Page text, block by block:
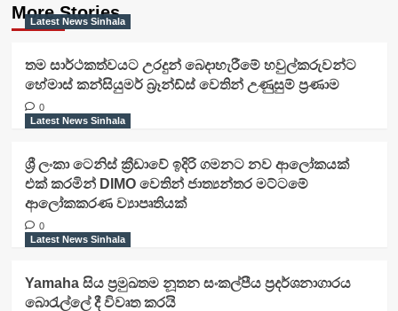
More Stories
Latest News Sinhala
තම සාර්ථකත්වයට උරදුන් බෙදාහැරීමේ හවුල්කරුවන්ට
හේමාස් කන්සියුමර් බ්‍රෑන්ඩ්ස් වෙතින් උණුසුම් ප්‍රණාම
0
Latest News Sinhala
ශ්‍රී ලංකා ටෙනිස් ක්‍රීඩාවේ ඉදිරි ගමනට නව ආලෝකයක්
එක් කරමින් DIMO වෙතින් ජාත්‍යන්තර මට්ටමේ
ආලෝකකරණ ව්‍යාපෘතියක්
0
Latest News Sinhala
Yamaha සිය ප්‍රමුඛතම නූතන සංකල්පීය ප්‍රදර්ශනාගාරය
බොරැල්ලේ දී විවෘත කරයි